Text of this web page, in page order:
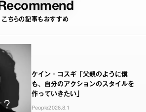
Recommend
こちらの記事もおすすめ
ケイン・コスギ「父親のように僕
も、自分のアクションのスタイルを
作っていきたい」
People2026.8.1